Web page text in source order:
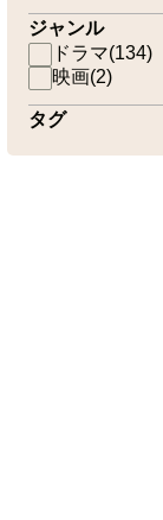
ジャンル
ドラマ(134)
映画(2)
タグ